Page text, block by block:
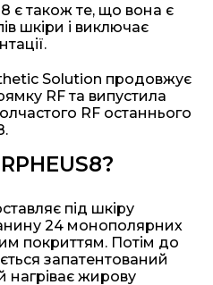
є також те, що вона є
шкіри і виключає
Solution продовжує
RF та випустила
RF останнього
під шкіру
24 монополярних
покриттям. Потім до
запатентований
нагріває жирову